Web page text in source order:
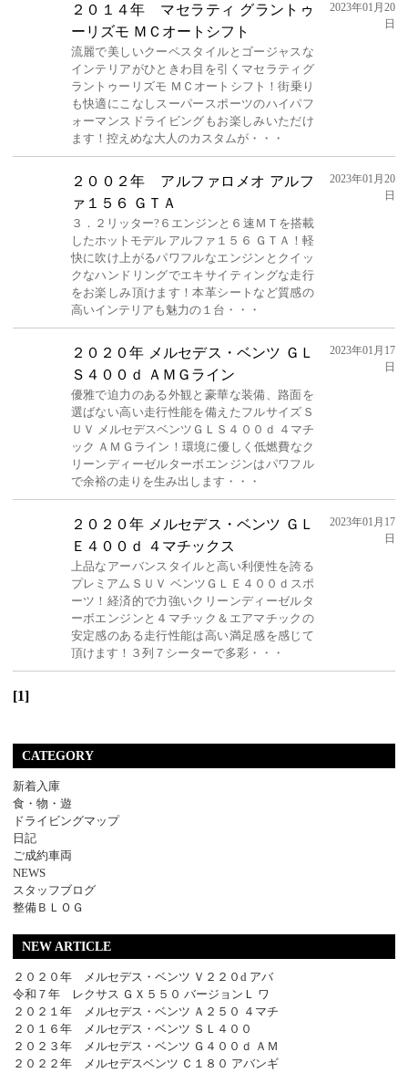
２０１４年 マセラティ グラントゥ
ーリズモ ＭＣオートシフト
流麗で美しいクーペスタイルとゴージャスな
インテリアがひときわ目を引くマセラティグ
ラントゥーリズモ ＭＣオートシフト！街乗り
も快適にこなしスーパースポーツのハイパフ
ォーマンスドライビングもお楽しみいただけ
ます！控えめな大人のカスタムが・・・
2023年01月20
日
２００２年 アルファロメオ アルフ
ァ１５６ ＧＴＡ
３．２リッター?６エンジンと６速ＭＴを搭載
したホットモデル アルファ１５６ ＧＴＡ！軽
快に吹け上がるパワフルなエンジンとクイッ
クなハンドリングでエキサイティングな走行
をお楽しみ頂けます！本革シートなど質感の
高いインテリアも魅力の１台・・・
2023年01月20
日
２０２０年 メルセデス・ベンツ ＧＬ
Ｓ４００ｄ ＡＭＧライン
優雅で迫力のある外観と豪華な装備、路面を
選ばない高い走行性能を備えたフルサイズＳ
ＵＶ メルセデスベンツＧＬＳ４００ｄ ４マチ
ック ＡＭＧライン！環境に優しく低燃費なク
リーンディーゼルターボエンジンはパワフル
で余裕の走りを生み出します・・・
2023年01月17
日
２０２０年 メルセデス・ベンツ ＧＬ
Ｅ４００ｄ ４マチックス
上品なアーバンスタイルと高い利便性を誇る
プレミアムＳＵＶ ベンツＧＬＥ４００ｄスポ
ーツ！経済的で力強いクリーンディーゼルタ
ーボエンジンと４マチック＆エアマチックの
安定感のある走行性能は高い満足感を感じて
頂けます！３列７シーターで多彩・・・
2023年01月17
日
[1]
CATEGORY
新着入庫
食・物・遊
ドライビングマップ
日記
ご成約車両
NEWS
スタッフブログ
整備ＢＬＯＧ
NEW ARTICLE
２０２０年 メルセデス・ベンツ Ｖ２２０d アバ
令和７年 レクサス ＧＸ５５０ バージョンＬ ワ
２０２１年 メルセデス・ベンツ Ａ２５０ ４マチ
２０１６年 メルセデス・ベンツ ＳＬ４００
２０２３年 メルセデス・ベンツ Ｇ４００ｄ ＡＭ
２０２２年 メルセデスベンツ Ｃ１８０ アバンギ